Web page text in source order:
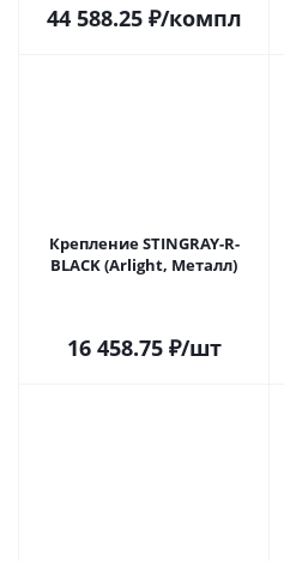
44 588.25₽/компл
Крепление STINGRAY-R-
BLACK (Arlight, Металл)
16 458.75₽/шт